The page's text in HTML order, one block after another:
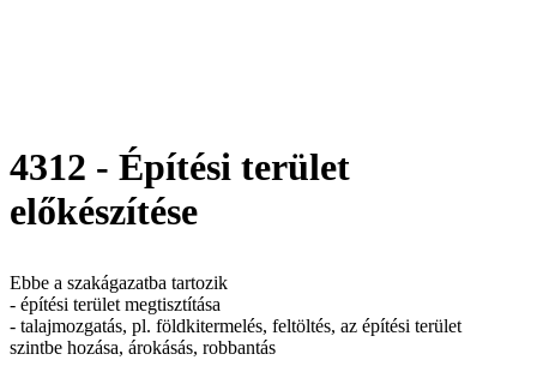
4312 - Építési terület
előkészítése
Ebbe a szakágazatba tartozik
- építési terület megtisztítása
- talajmozgatás, pl. földkitermelés, feltöltés, az építési terület
szintbe hozása, árokásás, robbantás